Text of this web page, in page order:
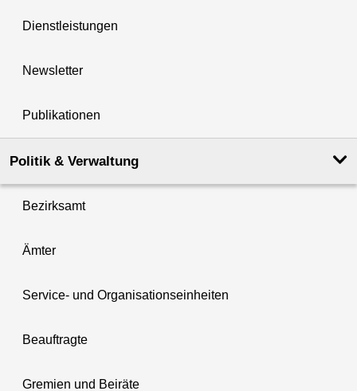
Dienstleistungen
Newsletter
Publikationen
Politik & Verwaltung
Bezirksamt
Ämter
Service- und Organisationseinheiten
Beauftragte
Gremien und Beiräte